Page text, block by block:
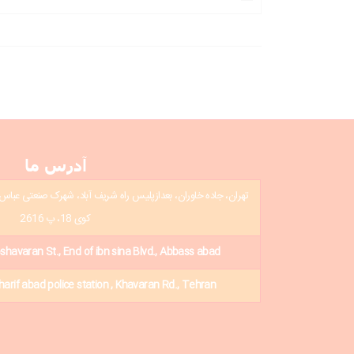
آدرس ما
تهران، جاده خاوران، بعدازپلیس راه شریف آباد، شهرک صنعتی عباس
کوی 18، پ 2616
St., End of ibn sina Blvd., Abbass abad
abad police station , Khavaran Rd., Tehran